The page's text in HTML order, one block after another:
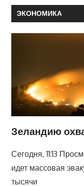
ЭКОНОМИКА
Зеландию
Сегодня, 11:13
идет массовая
тысячи